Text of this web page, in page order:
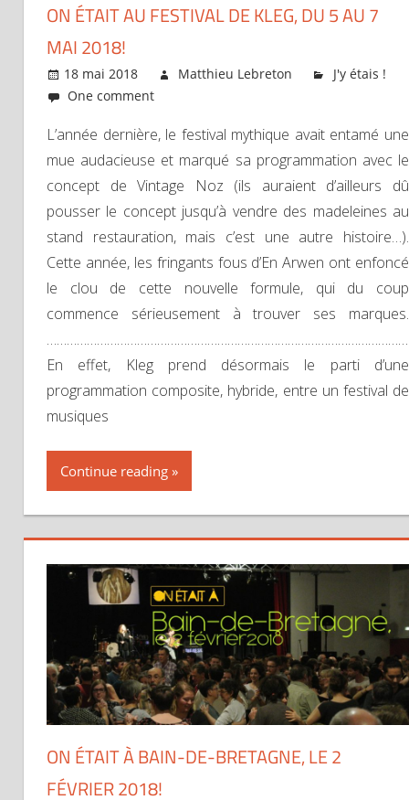
ON ÉTAIT AU FESTIVAL DE KLEG, DU 5 AU 7
MAI 2018!
18 mai 2018 Matthieu Lebreton
J'y étais !
One comment
L’année dernière, le festival mythique avait entamé une
mue audacieuse et marqué sa programmation avec le
concept de Vintage Noz (ils auraient d’ailleurs dû
pousser le concept jusqu’à vendre des madeleines au
stand restauration, mais c’est une autre histoire…).
Cette année, les fringants fous d’En Arwen ont enfoncé
le clou de cette nouvelle formule, qui du coup
commence sérieusement à trouver ses marques.
En effet, Kleg prend désormais le parti d’une
programmation composite, hybride, entre un festival de
musiques
Continue reading
ON ÉTAIT À BAIN-DE-BRETAGNE, LE 2
FÉVRIER 2018!